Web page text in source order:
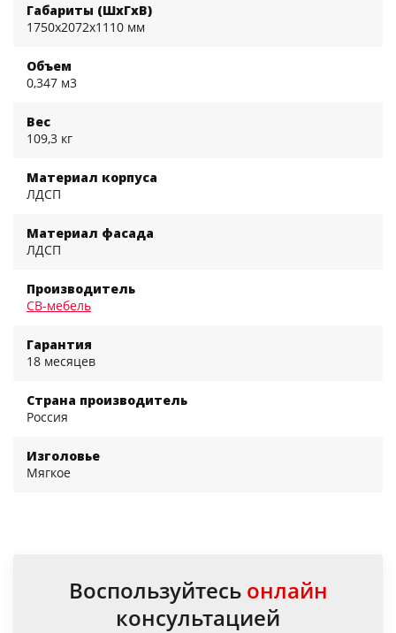
Габариты (ШхГхВ)
1750x2072x1110 мм
Объем
0,347 м3
Вес
109,3 кг
Материал корпуса
ЛДСП
Материал фасада
ЛДСП
Производитель
СВ-мебель
Гарантия
18 месяцев
Страна производитель
Россия
Изголовье
Мягкое
Воспользуйтесь онлайн
консультацией